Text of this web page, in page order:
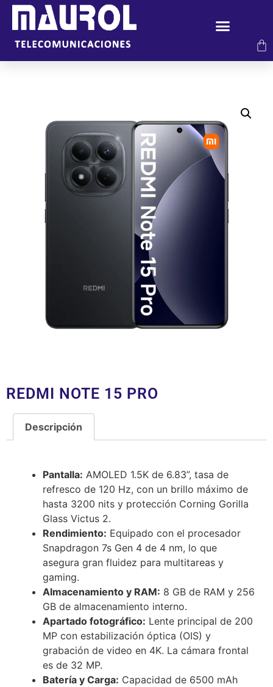
REDMI NOTE 15 PRO
Descripción
Pantalla: AMOLED 1.5K de 6.83”, tasa de
refresco de 120 Hz, con un brillo máximo de
hasta 3200 nits y protección Corning Gorilla
Glass Victus 2.
Rendimiento: Equipado con el procesador
Snapdragon 7s Gen 4 de 4 nm, lo que
asegura gran fluidez para multitareas y
gaming.
Almacenamiento y RAM: 8 GB de RAM y 256
GB de almacenamiento interno.
Apartado fotográfico: Lente principal de 200
MP con estabilización óptica (OIS) y
grabación de video en 4K. La cámara frontal
es de 32 MP.
Batería y Carga: Capacidad de 6500 mAh